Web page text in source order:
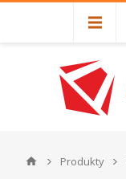
Produkty